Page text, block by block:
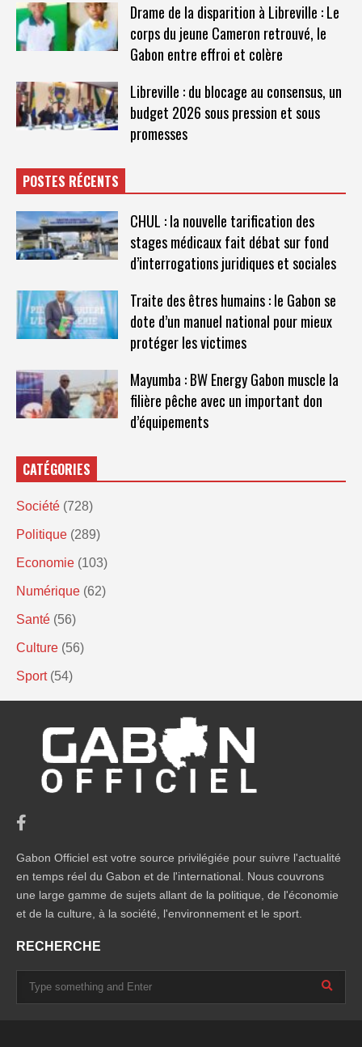
Drame de la disparition à Libreville : Le
corps du jeune Cameron retrouvé, le
Gabon entre effroi et colère
Libreville : du blocage au consensus, un
budget 2026 sous pression et sous
promesses
POSTES RÉCENTS
CHUL : la nouvelle tarification des
stages médicaux fait débat sur fond
d’interrogations juridiques et sociales
Traite des êtres humains : le Gabon se
dote d’un manuel national pour mieux
protéger les victimes
Mayumba : BW Energy Gabon muscle la
filière pêche avec un important don
d’équipements
CATÉGORIES
Société (728)
Politique (289)
Economie (103)
Numérique (62)
Santé (56)
Culture (56)
Sport (54)
Gabon Officiel est votre source privilégiée pour suivre l'actualité
en temps réel du Gabon et de l'international. Nous couvrons
une large gamme de sujets allant de la politique, de l'économie
et de la culture, à la société, l'environnement et le sport.
RECHERCHE